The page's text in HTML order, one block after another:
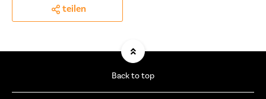
teilen
Back to top